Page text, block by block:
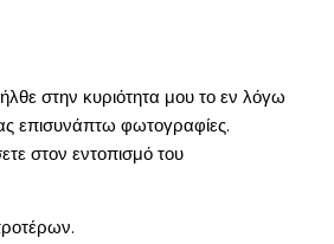
στην κυριότητα μου το εν λόγω
επισυνάπτω φωτογραφίες.
στον εντοπισμό του